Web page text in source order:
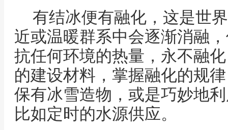
有结冰便有融化，这是世
近或温暖群系中会逐渐消融
抗任何环境的热量，永不融
的建设材料，掌握融化的规
保有冰雪造物，或是巧妙地
比如定时的水源供应。